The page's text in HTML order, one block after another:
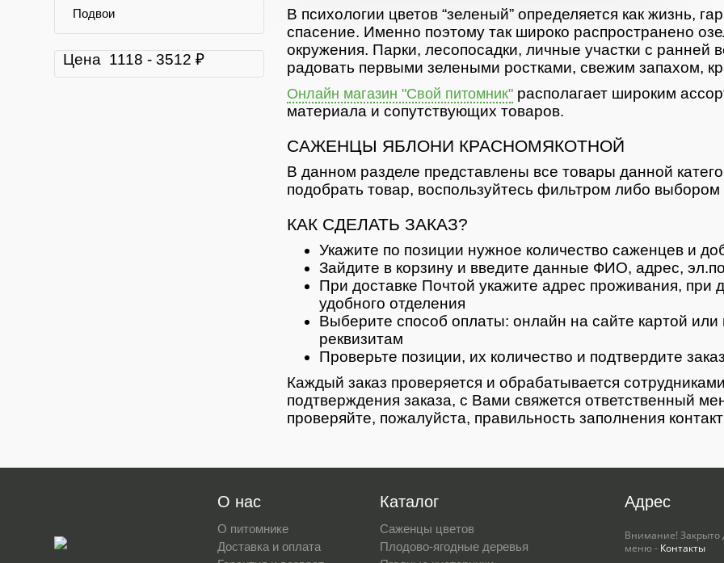
Подвои
Цена 1118 - 3512 ₽
В психологии цветов “зеленый” определяется как жизнь,
спасение. Именно поэтому так широко распространено
окружения. Парки, лесопосадки, личные участки с ранней
радовать первыми зелеными ростками, свежим запахом,
Онлайн магазин "Свой питомник"располагает широким
материала и сопутствующих товаров.
САЖЕНЦЫ ЯБЛОНИ КРАСНОМЯКОТНОЙ
В данном разделе представлены все товары данной
подобрать товар, воспользуйтесь фильтром либо выбором
КАК СДЕЛАТЬ ЗАКАЗ?
Укажите по позиции нужное количество саженцев и
Зайдите в корзину и введите данные ФИО, адрес,
При доставке Почтой укажите адрес проживания, при
удобного отделения
Выберите способ оплаты: онлайн на сайте картой или
реквизитам
Проверьте позиции, их количество и подтвердите
Каждый заказ проверяется и обрабатывается
подтверждения заказа, с Вами свяжется ответственный
проверяйте, пожалуйста, правильность заполнения
О нас
О питомнике
Доставка и оплата
Каталог
Саженцы цветов
Плодово-ягодные деревья
Адрес
Внимание! Закрыто
меню - Контакты